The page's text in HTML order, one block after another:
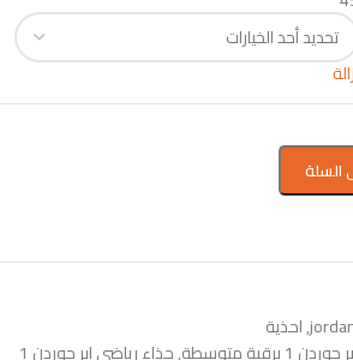
السلة
,احذية
1 برقبة متوسطة ,
حذاء رياضي إير جوردن 1